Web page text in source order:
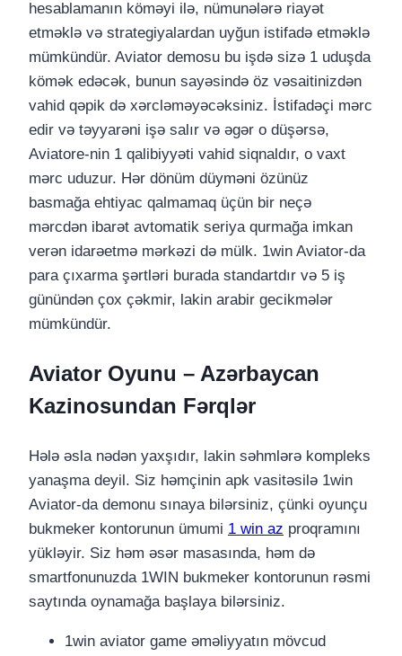
hesablamanın köməyi ilə, nümunələrə riayət
etməklə və strategiyalardan uyğun istifadə etməklə
mümkündür. Aviator demosu bu işdə sizə 1 uduşda
kömək edəcək, bunun sayəsində öz vəsaitinizdən
vahid qəpik də xərcləməyəcəksiniz. İstifadəçi mərc
edir və təyyarəni işə salır və əgər o düşərsə,
Aviatore-nin 1 qalibiyyəti vahid siqnaldır, o vaxt
mərc uduzur. Hər dönüm düyməni özünüz
basmağa ehtiyac qalmamaq üçün bir neçə
mərcdən ibarət avtomatik seriya qurmağa imkan
verən idarəetmə mərkəzi də mülk. 1win Aviator-da
para çıxarma şərtləri burada standartdır və 5 iş
günündən çox çəkmir, lakin arabir gecikmələr
mümkündür.
Aviator Oyunu – Azərbaycan
Kazinosundan Fərqlər
Hələ əsla nədən yaxşıdır, lakin səhmlərə kompleks
yanaşma deyil. Siz həmçinin apk vasitəsilə 1win
Aviator-da demonu sınaya bilərsiniz, çünki oyunçu
bukmeker kontorunun ümumi 1 win az proqramını
yükləyir. Siz həm əsər masasında, həm də
smartfonunuzda 1WIN bukmeker kontorunun rəsmi
saytında oynamağa başlaya bilərsiniz.
1win aviator game əməliyyatın mövcud